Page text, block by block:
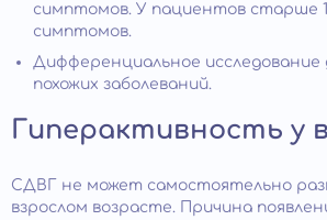
симптомов. У пациентов старше
симптомов.
Дифференциальное исследование
похожих заболеваний.
Гиперактивность у
СДВГ не может самостоятельно
взрослом возрасте. Причина